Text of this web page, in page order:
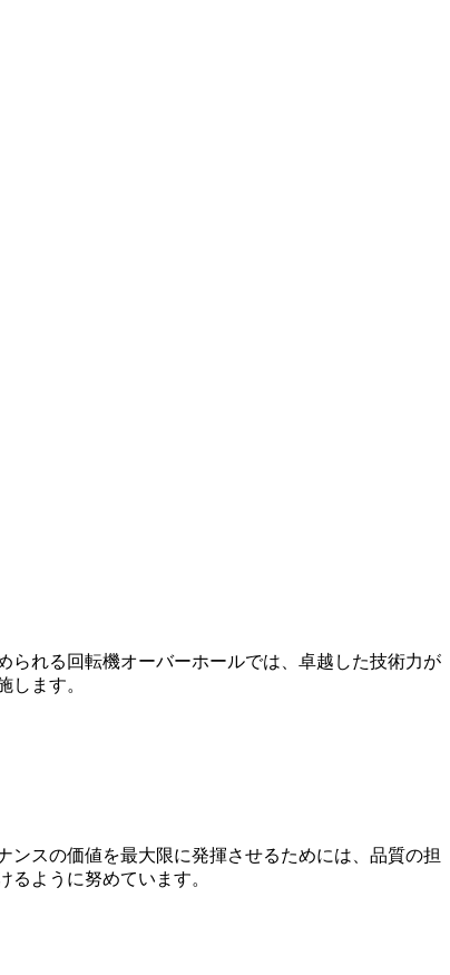
られる回転機オーバーホールでは、卓越した技術力が
します。
スの価値を最大限に発揮させるためには、品質の担
ように努めています。